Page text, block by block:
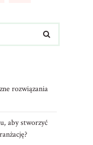
rozwiązania
aby stworzyć